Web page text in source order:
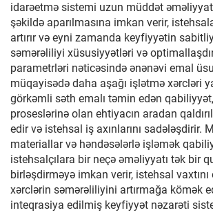
idarəetmə sistemi uzun müddət
şəkildə aparılmasına imkan verir,
artırır və eyni zamanda keyfiyyətin
səmərəliliyi xüsusiyyətləri və
parametrləri nəticəsində ənənəvi emal
müqayisədə daha aşağı işlətmə xərcləri
görkəmli səth emalı təmin edən
proseslərinə olan ehtiyacın aradan
edir və istehsal iş axınlarını sadələşdirir.
materiallar və həndəsələrlə işləmək
istehsalçılara bir neçə əməliyyatı tək bir
birləşdirməyə imkan verir, istehsal vaxtını
xərclərin səmərəliliyini artırmağa kömək
inteqrasiya edilmiş keyfiyyət nəzarəti